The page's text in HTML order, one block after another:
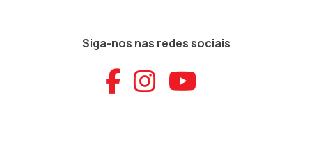
Siga-nos nas redes sociais
Aceder ao
Aceder ao
Aceder